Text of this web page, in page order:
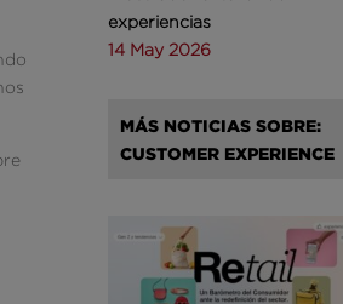
experiencias
14 May 2026
MÁS NOTICIAS SOBRE:
CUSTOMER EXPERIENCE